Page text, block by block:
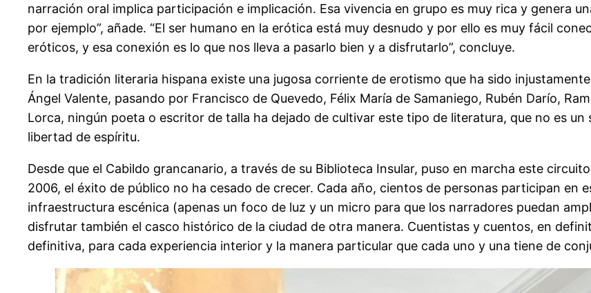
narración oral implica participación e implicación. Esa vivencia en grupo es muy rica y genera
por ejemplo”, añade. “El ser humano en la erótica está muy desnudo y por ello es muy fácil
eróticos, y esa conexión es lo que nos lleva a pasarlo bien y a disfrutarlo”, concluye.
En la tradición literaria hispana existe una jugosa corriente de erotismo que ha sido
Ángel Valente, pasando por Francisco de Quevedo, Félix María de Samaniego, Rubén Darío,
Lorca, ningún poeta o escritor de talla ha dejado de cultivar este tipo de literatura, que no es
libertad de espíritu.
Desde que el Cabildo grancanario, a través de su Biblioteca Insular, puso en marcha este
2006, el éxito de público no ha cesado de crecer. Cada año, cientos de personas participan en
infraestructura escénica (apenas un foco de luz y un micro para que los narradores puedan
disfrutar también el casco histórico de la ciudad de otra manera. Cuentistas y cuentos, en
definitiva, para cada experiencia interior y la manera particular que cada uno y una tiene de